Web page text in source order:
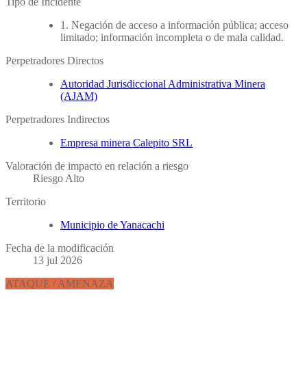
1. Negación de acceso a información pública; acceso
limitado; información incompleta o de mala calidad.
Perpetradores Directos
Autoridad Jurisdiccional Administrativa Minera
(AJAM)
Perpetradores Indirectos
Empresa minera Calepito SRL
Valoración de impacto en relación a riesgo
Riesgo Alto
Territorio
Municipio de Yanacachi
Fecha de la modificación
13 jul 2026
ATAQUE / AMENAZA